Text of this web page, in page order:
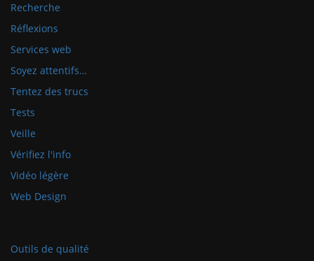
Recherche
Réflexions
Services web
Soyez attentifs…
Tentez des trucs
Tests
Veille
Vérifiez l'info
Vidéo légère
Web Design
Outils de qualité